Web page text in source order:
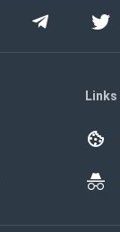
Links